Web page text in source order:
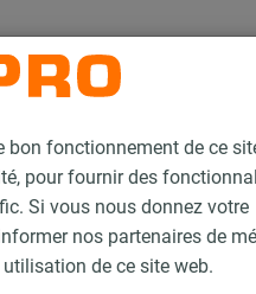
fonctionnement de ce
pour fournir des
Si vous nous donnez votre
nos partenaires de
de ce site web.